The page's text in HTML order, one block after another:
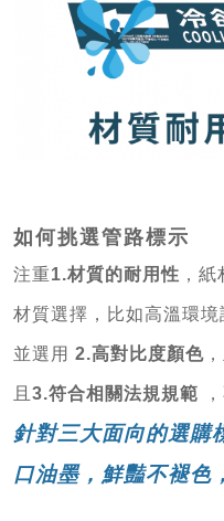
如何挑選管路標示
注重1.材質的耐用性 ，
材質選擇，比如高溫環
並選用 2.高對比度顏色
且 3.符合相關法規規範
針對三大面向的選購
口油墨，鮮豔不褪色